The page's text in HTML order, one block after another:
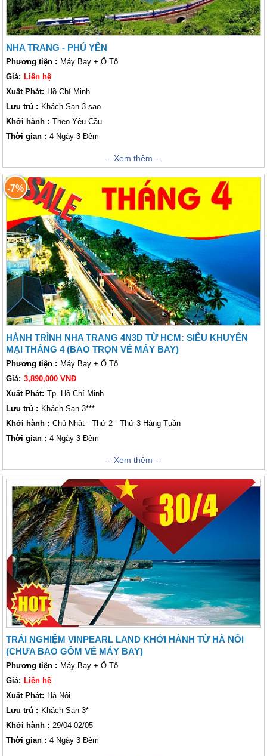
NHA TRANG - PHÚ YÊN
Phương tiện : Máy Bay + Ô Tô
Giá: Liên hệ
Xuất Phát: Hồ Chí Minh
Lưu trú : Khách Sạn 3 sao
Khởi hành : Theo Yêu Cầu
Thời gian : 4 Ngày 3 Đêm
Tỉnh Phú Yên bao gồm cảnh quan đa dạng về núi, sông, đầm phá và
đồng bằng màu mỡ với gần 200 km đường bờ biển dọc theo bờ biển
Nam Trung Bộ uốn lượn của Việt Nam. Tuy rằng chưa được biết đến
nhiều như thành phố biển Nha Trang, cách khoảng 120 km về phía Nam,
Phú Yên vẫn là nơi mà khách thăm quan vẫn có thể tận hưởng bãi cát
vàng trải rộng cho riêng mình. Là vùng biển có nhiều địa điểm nghỉ dưỡng
chất lượng cao và đúng túi tiền, còn suy nghĩ gì nữa cùng chúng tôi
tham gia chương trình trải nghiệm Nha Trang -Phú Yên ngay thôi.
Xem thêm
-7%
HÀNH TRÌNH NHA TRANG 4N3D TỪ HCM: SIÊU KHUYẾN
MẠI THÁNG 4 (BAO TRỌN VÉ MÁY BAY)
Phương tiện : Máy Bay + Ô Tô
Giá: 3,890,000 VNĐ
Xuất Phát: Tp. Hồ Chí Minh
Lưu trú : Khách Sạn 3***
Khởi hành : Chủ Nhật - Thứ 2 - Thứ 3 Hàng Tuần
Thời gian : 4 Ngày 3 Đêm
Nha Trang là một thành phố ven biển và là thủ phủ của tỉnh Khánh Hòa,
thuộc vùng duyên hải Nam Trung Bộ Việt Nam. Phía bắc giáp huyện Ninh
Hoà, phía nam giáp thị xã Cam Ranh và phía tây giáp huyện Diên Khánh.
Thành phố có khoảng 392.000 dân, con số dự kiến tăng lên 630.000 dân
vào năm 2025. Nha Trang có bãi biển xanh, cát trắng, nắng vàng thích
hợp để tiến hành một chuyến khám phá nghỉ dưỡng. Để đáp ứng mong
muốn của Lữ khách VietSenase đã thiết kế một chương trình siêu
khuyến mại vào tháng 4 này cho quý khách trong 4 ngày 3 đêm tới thành
phố biển Nha Trang.
Xem thêm
TRẢI NGHIỆM VINPEARL LAND KHỞI HÀNH TỪ HÀ NÔI
(CHƯA BAO GỒM VÉ MÁY BAY)
Phương tiện : Máy Bay + Ô Tô
Giá: Liên hệ
Xuất Phát: Hà Nội
Lưu trú : Khách Sạn 3*
Khởi hành : 29/04-02/05
Thời gian : 4 Ngày 3 Đêm